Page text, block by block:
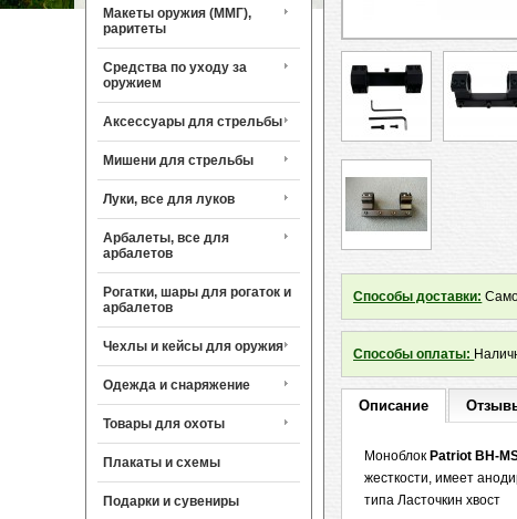
Макеты оружия (ММГ),
раритеты
Средства по уходу за
оружием
Аксессуары для стрельбы
Мишени для стрельбы
Луки, все для луков
Арбалеты, все для
арбалетов
Рогатки, шары для рогаток и
арбалетов
Чехлы и кейсы для оружия
Одежда и снаряжение
Товары для охоты
Плакаты и схемы
Подарки и сувениры
Способы доставки:
Способы оплаты:
Описание
Моноблок Patriot BH-
жесткости, имеет
типа Ласточкин хвост